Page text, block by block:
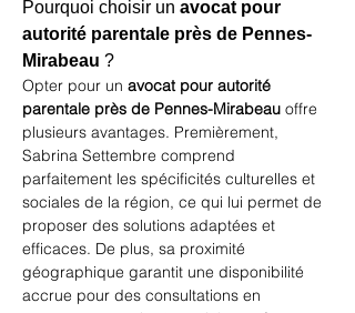
Pourquoi choisir un avocat pour
autorité parentale près de Pennes-
Mirabeau ?
Opter pour un avocat pour autorité
parentale près de Pennes-Mirabeau offre
plusieurs avantages. Premièrement,
Sabrina Settembre comprend
parfaitement les spécificités culturelles et
sociales de la région, ce qui lui permet de
proposer des solutions adaptées et
efficaces. De plus, sa proximité
géographique garantit une disponibilité
accrue pour des consultations en